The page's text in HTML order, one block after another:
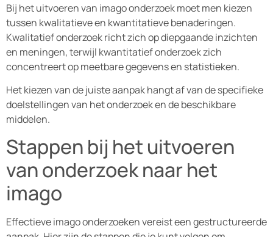
Bij het uitvoeren van imago onderzoek moet men kiezen
tussen kwalitatieve en kwantitatieve benaderingen.
Kwalitatief onderzoek richt zich op diepgaande inzichten
en meningen, terwijl kwantitatief onderzoek zich
concentreert op meetbare gegevens en statistieken.
Het kiezen van de juiste aanpak hangt af van de specifieke
doelstellingen van het onderzoek en de beschikbare
middelen.
Stappen bij het uitvoeren
van onderzoek naar het
imago
Effectieve imago onderzoeken vereist een gestructureerde